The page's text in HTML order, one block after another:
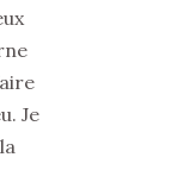
Je